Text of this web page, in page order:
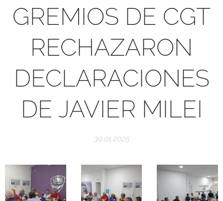
GREMIOS DE CGT
RECHAZARON
DECLARACIONES
DE JAVIER MILEI
30.01.2025